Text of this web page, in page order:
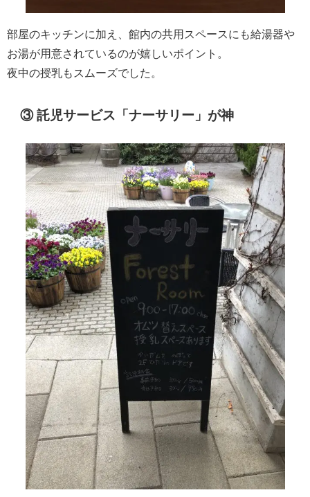
部屋のキッチンに加え、館内の共用スペースにも給湯器や
お湯が用意されているのが嬉しいポイント。
夜中の授乳もスムーズでした。
③ 託児サービス「ナーサリー」が神